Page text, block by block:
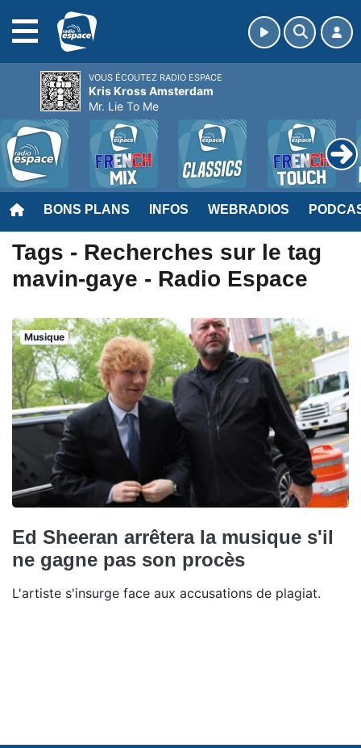
BONS PLANS INFOS WEBRADIOS
Tags - Recherches sur le tag
mavin-gaye - Radio Espace
Musique
Ed Sheeran arrêtera la musique s'il
ne gagne pas son procès
L'artiste s'insurge face aux accusations de plagiat.
VOUS ÉCOUTEZ RADIO ESPACE
Kris Kross Amsterdam
Mr. Lie To Me